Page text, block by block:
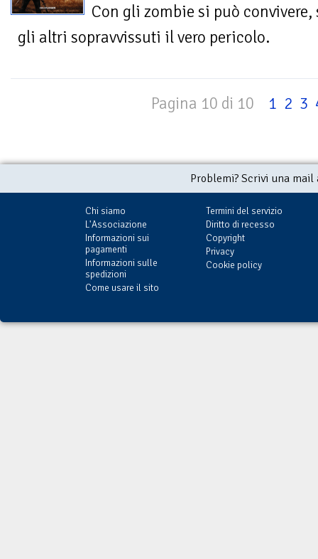
Con gli zombie si può convivere,
gli altri sopravvissuti il vero pericolo.
Pagina 10 di 10 1 2 3
Problemi? Scrivi una
Chi siamo
L'Associazione
Informazioni sui
pagamenti
Informazioni sulle
spedizioni
Come usare il sito
Termini del servizio
Diritto di recesso
Copyright
Privacy
Cookie policy